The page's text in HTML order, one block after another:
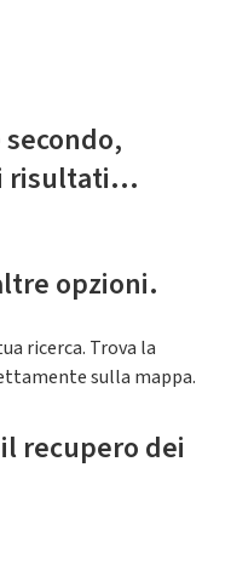
risultati...
opzioni.
ricerca. Trova la
sulla mappa.
recupero dei